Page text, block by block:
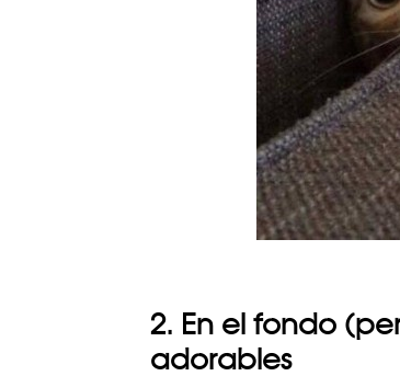
2. En el fondo
adorables